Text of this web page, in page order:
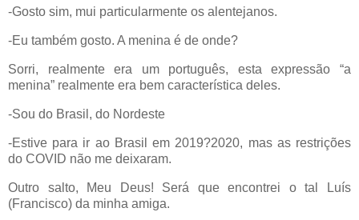
-Gosto sim, mui particularmente os alentejanos.
-Eu também gosto. A menina é de onde?
Sorri, realmente era um português, esta expressão “a
menina” realmente era bem característica deles.
-Sou do Brasil, do Nordeste
-Estive para ir ao Brasil em 2019?2020, mas as restrições
do COVID não me deixaram.
Outro salto, Meu Deus! Será que encontrei o tal Luís
(Francisco) da minha amiga.